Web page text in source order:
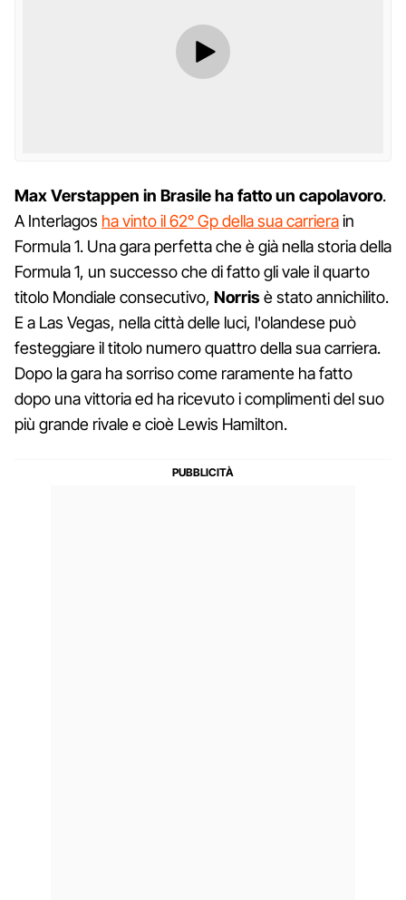
Max Verstappen in Brasile ha fatto un capolavoro.
A Interlagos ha vinto il 62° Gp della sua carrierain
Formula 1. Una gara perfetta che è già nella storia della
Formula 1, un successo che di fatto gli vale il quarto
titolo Mondiale consecutivo, Norrisè stato annichilito.
E a Las Vegas, nella città delle luci, l'olandese può
festeggiare il titolo numero quattro della sua carriera.
Dopo la gara ha sorriso come raramente ha fatto
dopo una vittoria ed ha ricevuto i complimenti del suo
più grande rivale e cioè Lewis Hamilton.